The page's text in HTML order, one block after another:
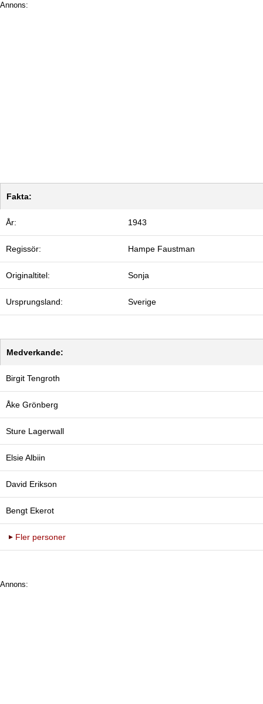
Annons:
Fakta:
År: 1943
Regissör: Hampe Faustman
Originaltitel: Sonja
Ursprungsland: Sverige
Medverkande:
Birgit Tengroth
Åke Grönberg
Sture Lagerwall
Elsie Albiin
David Erikson
Bengt Ekerot
Fler personer
Annons: